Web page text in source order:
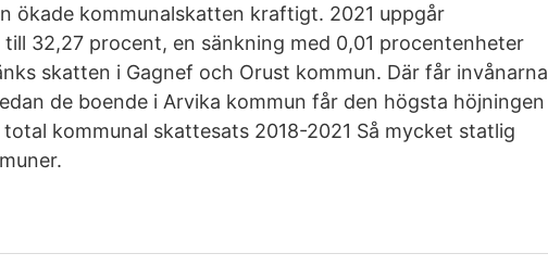
ökade kommunalskatten kraftigt. 2021 uppgår
32,27 procent, en sänkning med 0,01 procentenheter
skatten i Gagnef och Orust kommun. Där får invånarna
de boende i Arvika kommun får den högsta höjningen
kommunal skattesats 2018-2021 Så mycket statlig